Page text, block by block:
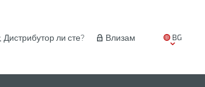
BG
Влизам
Дистрибутор ли сте?